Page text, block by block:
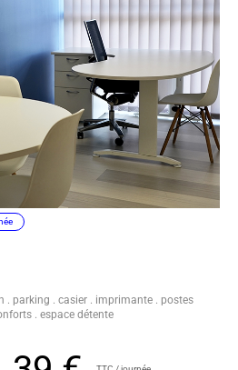
parking . casier . imprimante . postes
. espace détente